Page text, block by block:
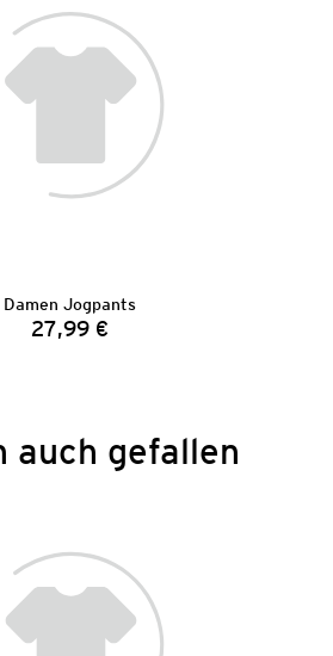
Damen Jogpants
Preis:
27,99 €
auch gefallen